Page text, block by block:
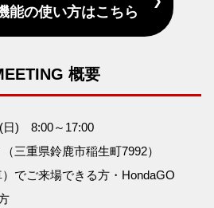
能の使い方はこちら
概要
日) 8:00～17:00
三重県鈴鹿市稲生町7992）
でご来場できる方・HondaGO
方